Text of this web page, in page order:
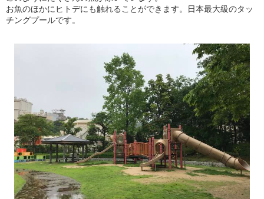
お魚のほかにヒトデにも触れることができます。日本最大級のタッ
チングプールです。